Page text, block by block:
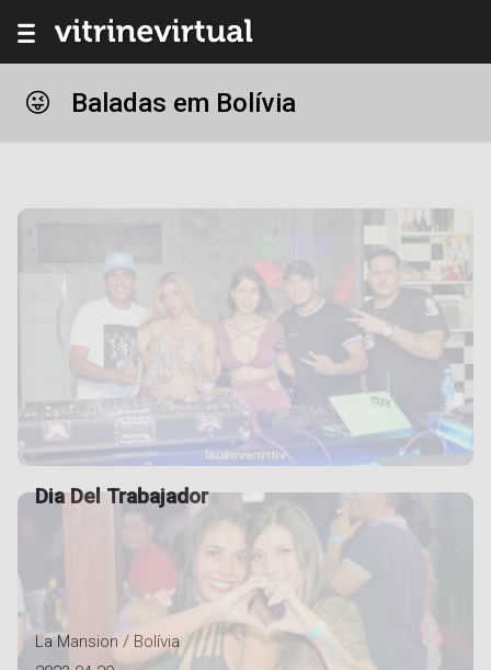
Baladas em Bolívia
Dia Del Trabajador
La Mansion / Bolívia